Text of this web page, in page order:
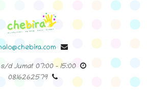
d Jumat 07:00-15:00
0816262579